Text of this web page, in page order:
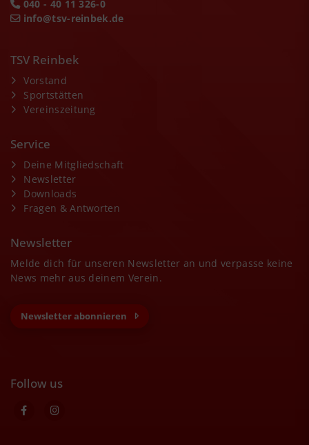
040 - 40 11 326-0
info@tsv-reinbek.de
TSV Reinbek
Vorstand
Sportstätten
Vereinszeitung
Service
Deine Mitgliedschaft
Newsletter
Downloads
Fragen & Antworten
Newsletter
Melde dich für unseren Newsletter an und verpasse keine
News mehr aus deinem Verein.
Newsletter abonnieren
Follow us